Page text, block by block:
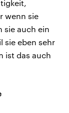
wenn sie
sie auch ein
sie eben sehr
ist das auch